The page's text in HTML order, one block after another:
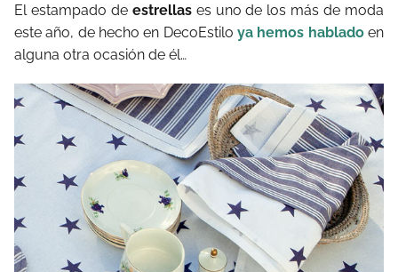
El estampado de estrellas es uno de los más de moda
este año, de hecho en DecoEstilo ya hemos habladoen
alguna otra ocasión de él…